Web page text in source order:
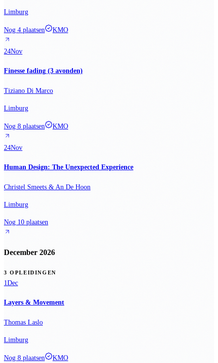
Limburg
Nog 4 plaatsen KMO
24Nov
Finesse fading (3 avonden)
Tiziano Di Marco
Limburg
Nog 8 plaatsen KMO
24Nov
Human Design: The Unexpected Experience
Christel Smeets & An De Hoon
Limburg
Nog 10 plaatsen
December 2026
3 OPLEIDINGEN
1Dec
Layers & Movement
Thomas Laslo
Limburg
Nog 8 plaatsen KMO